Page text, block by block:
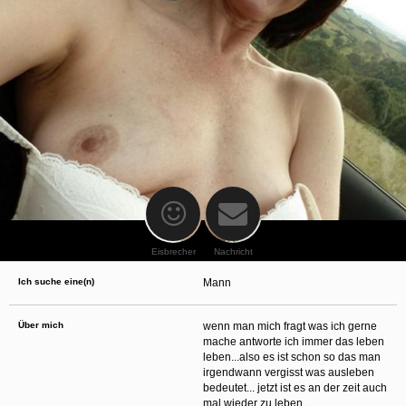
oder finanzielle Angaben zu machen? Beenden Sie dann unverzüglich
die Kommunikation mit dieser Person. Bedenken Sie, dass Menschen in
der Lage sind, sich solche Angaben auf listige Weise von Ihnen zu
erschleichen. Kommunizieren Sie daher über diese Website immer
aufmerksam und vorsichtig.
behält sich das Recht vor, selbst Profile auf dieser Website zu
erstellen und darüber Nachrichten an Sie als Nutzer zu senden. Mit Ihrer Nutzung
dieser Website verstehen und akzeptieren Sie, dass einige der Profile auf dieser
Website fingiert sind. Diese fingierten Profile dienen lediglich dem Austausch von
Nachrichten; physische Vereinbarungen mit Personen hinter fingierten Profilen sind
folglich nicht möglich.
Verhindern Sie, dass Ihre minderjährigen Kinder mit erotischen oder für Minderjährige
anderweitig ungeeigneten Netzinhalten in Berührung kommen. Dafür einige Tips:
Installieren Sie ein Jugendschutzprogramm auf Ihrem Gerät. Beispielsweise
CyberPatrol
Safety Surf
. Diese Programme blockieren den Zugang zu
bestimmten Websites und Netzinhalten. Oft blockieren diese Programme
standardmäßig eine große Anzahl von Websites, von denen angenommen wird,
dass sie sich für Minderjährige nicht eignen. Über Updates können neue Websites
Wenden Sie sich an Ihren Internetprovider. Es gibt Internetprovider, die einen Filter
danach.
Internetbrowsers vertraut, so dass Sie nachsehen können, welche Websites von
Ihren minderjährigen Kindern besucht wurden. Sprechen Sie Ihre minderjährigen
Kinder auf den Besuch unerwünschter Websites an und vermitteln Sie ihnen, dass
bestimmte Websites nicht für sie geeignet sind. Außerdem können Sie anhand des
Verlaufs das Interesse Ihres Kindes beurteilen und sich obiger Tips bedienen.
Sprechen Sie mit Ihren Kindern. Vermitteln Sie Ihren minderjährigen Kindern, dass
sie Fremden, z. B. auf einer Chat-Website, nie persönliche Angaben machen sollen.
Bringen Sie ihnen auch bei, dass viele Menschen im Internet ihre wahre Identität
Eisbrecher Nachricht
Ich suche eine(n) Mann
Über mich
wenn man mich fragt was ich gerne
mache antworte ich immer das leben
leben...also es ist schon so das man
irgendwann vergisst was ausleben
bedeutet... jetzt ist es an der zeit auch
mal wieder zu leben...